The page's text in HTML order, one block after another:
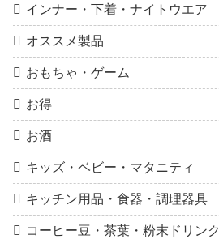
インナー・下着・ナイトウエア
オススメ製品
おもちゃ・ゲーム
お得
お酒
キッズ・ベビー・マタニティ
キッチン用品・食器・調理器具
コーヒー豆・茶葉・粉末ドリンク